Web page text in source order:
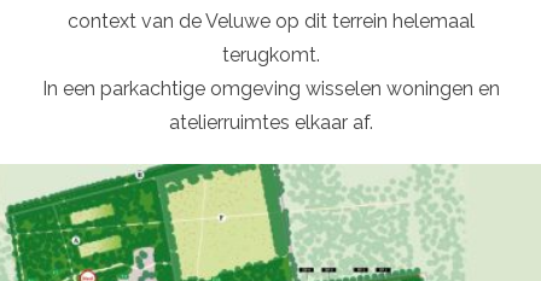
context van de Veluwe op dit terrein helemaal
terugkomt.
In een parkachtige omgeving wisselen woningen en
atelierruimtes elkaar af.